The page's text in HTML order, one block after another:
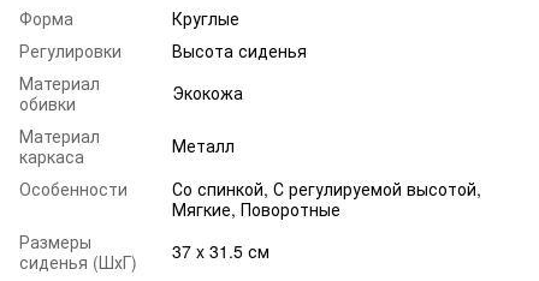
Форма
Круглые
Регулировки
Высота сиденья
Материал
обивки
Экокожа
Материал
каркаса
Металл
Особенности
Со спинкой, С регулируемой высотой,
Мягкие, Поворотные
Размеры
сиденья (ШхГ)
37 x 31.5 см